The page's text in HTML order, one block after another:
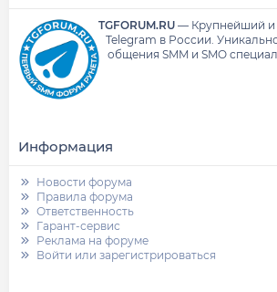
TGFORUM.RU— Крупнейший
Telegram в России.
общения SMM и SMO
Информация
Новости форума
Правила форума
Ответственность
Гарант-сервис
Реклама на форуме
Войти или зарегистрироваться